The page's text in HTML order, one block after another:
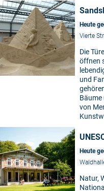
Heute
Vierte
Die
öffnen
und
Bäume
von
Heute
Natur,